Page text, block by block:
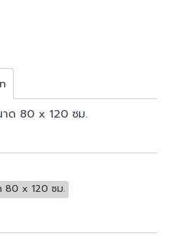
าด 80 x 120 ซม.
80 x 120 ซม.